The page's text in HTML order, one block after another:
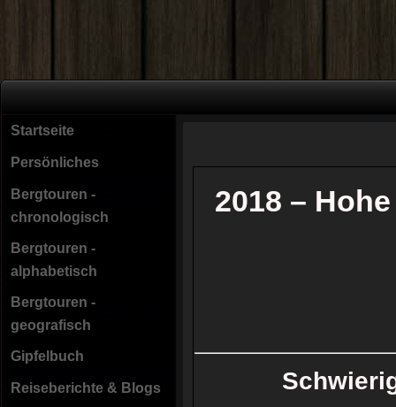
Startseite
Persönliches
Bergtouren -
chronologisch
Bergtouren -
alphabetisch
Bergtouren -
geografisch
Gipfelbuch
Reiseberichte & Blogs
2018 –